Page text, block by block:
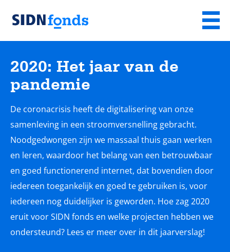
Sla de navigatie over en ga naar de inhoud
SIDN
fonds
Menu
2020: Het jaar van de
pandemie
De coronacrisis heeft de digitalisering van onze
samenleving in een stroomversnelling gebracht.
Noodgedwongen zijn we massaal thuis gaan werken
en leren, waardoor het belang van een betrouwbaar
en goed functionerend internet, dat bovendien door
iedereen toegankelijk en goed te gebruiken is, voor
iedereen nog duidelijker is geworden. Hoe zag 2020
eruit voor SIDN fonds en welke projecten hebben we
ondersteund? Lees er meer over in dit jaarverslag!